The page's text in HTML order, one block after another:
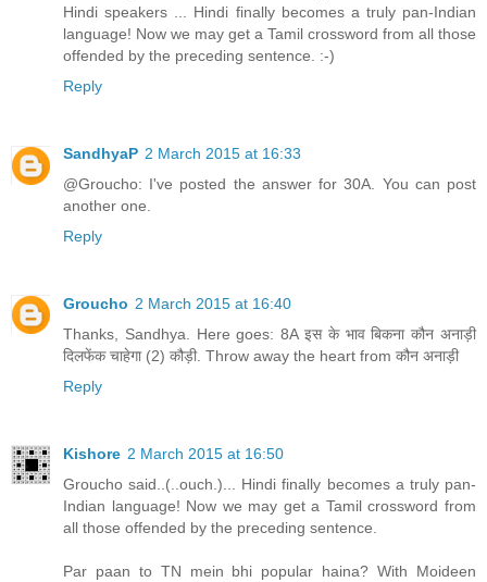
Hindi speakers ... Hindi finally becomes a truly pan-Indian
language! Now we may get a Tamil crossword from all those
offended by the preceding sentence. :-)
Reply
SandhyaP 2 March 2015 at 16:33
@Groucho: I've posted the answer for 30A. You can post
another one.
Reply
Groucho 2 March 2015 at 16:40
Thanks, Sandhya. Here goes: 8A इस के भाव बिकना कौन अनाड़ी
दिलफेंक चाहेगा (2) कौड़ी. Throw away the heart from कौन अनाड़ी
Reply
Kishore 2 March 2015 at 16:50
Groucho said..(..ouch.)... Hindi finally becomes a truly pan-
Indian language! Now we may get a Tamil crossword from
all those offended by the preceding sentence.
Par paan to TN mein bhi popular haina? With Moideen